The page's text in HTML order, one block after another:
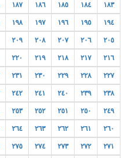
١٨٣ ١٨٤ ١٨٥ ١٨٦ ١٨٧
١٩٤ ١٩٥ ١٩٦ ١٩٧ ١٩٨
٢٠٥ ٢٠٦ ٢٠٧ ٢٠٨ ٢٠٩
٢١٦ ٢١٧ ٢١٨ ٢١٩ ٢٢٠
٢٢٧ ٢٢٨ ٢٢٩ ٢٣٠ ٢٣١
٢٣٨ ٢٣٩ ٢٤٠ ٢٤١ ٢٤٢
٢٤٩ ٢٥٠ ٢٥١ ٢٥٢ ٢٥٣
٢٦٠ ٢٦١ ٢٦٢ ٢٦٣ ٢٦٤
٢٧١ ٢٧٢ ٢٧٣ ٢٧٤ ٢٧٥